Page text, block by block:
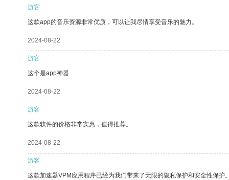
游客
这款app的音乐资源非常优质，可以让我尽情享受音乐的魅力。
2024-08-22
游客
这个是app神器
2024-08-22
游客
这款软件的价格非常实惠，值得推荐。
2024-08-22
游客
这款加速器VPM应用程序已经为我们带来了无限的隐私保护和安全性保护